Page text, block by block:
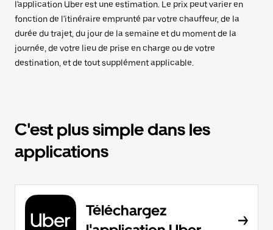
l'application Uber est une estimation. Le prix peut varier en
fonction de l'itinéraire emprunté par votre chauffeur, de la
durée du trajet, du jour de la semaine et du moment de la
journée, de votre lieu de prise en charge ou de votre
destination, et de tout supplément applicable.
C'est plus simple dans les
applications
Téléchargez